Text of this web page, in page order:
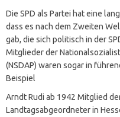
Die SPD als Partei hat eine
dass es nach dem Zweiten
gab, die sich politisch in der
Mitglieder der
(NSDAP) waren sogar in
Beispiel
Arndt Rudi ab 1942 Mitglied
Landtagsabgeordneter in